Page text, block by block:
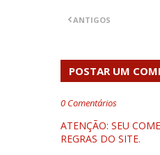
ANTIGOS
POSTAR UM
0 Comentários
ATENÇÃO: SEU
REGRAS DO SITE.